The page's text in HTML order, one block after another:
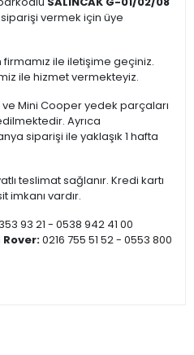
vermek için üye
ile iletişime geçiniz.
ile hizmet vermekteyiz.
Mini Cooper yedek parçaları
Ayrıca
siparişi ile yaklaşık 1 hafta
teslimat sağlanır. Kredi kartı
imkanı vardır.
93 21 - 0538 942 41 00
0216 755 51 52 - 0553 800